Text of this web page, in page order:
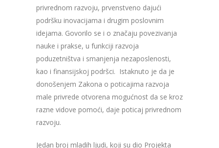
privrednom razvoju, prvenstveno dajući
podršku inovacijama i drugim poslovnim
idejama. Govorilo se i o značaju povezivanja
nauke i prakse, u funkciji razvoja
poduzetništva i smanjenja nezaposlenosti,
kao i finansijskoj podršci. Istaknuto je da je
donošenjem Zakona o poticajima razvoja
male privrede otvorena mogućnost da se kroz
razne vidove pomoći, daje poticaj privrednom
razvoju.
Jedan broj mladih ljudi, koji su dio Projekta